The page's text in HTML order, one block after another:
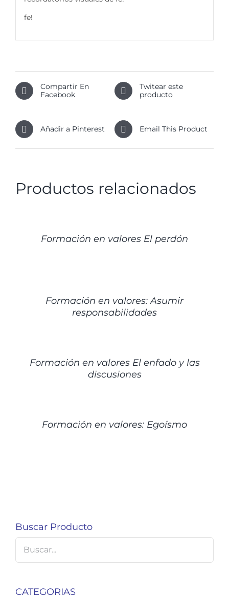
fe!
Compartir En
Facebook
Twitear este
producto
Añadir a Pinterest Email This Product
Productos relacionados
Formación en valores El perdón
Formación en valores: Asumir
responsabilidades
Formación en valores El enfado y las
discusiones
Formación en valores: Egoísmo
Buscar Producto
CATEGORIAS